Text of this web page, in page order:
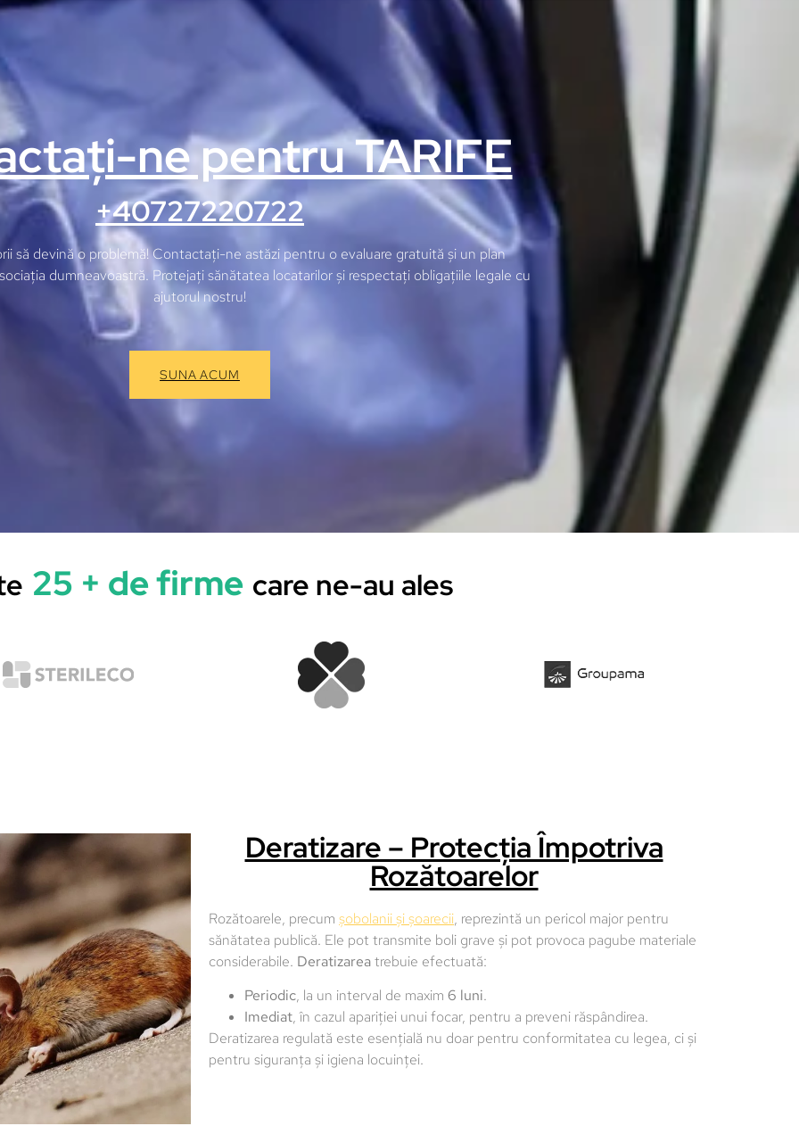
ne pentru TARIFE
+40727220722
să devină o problemă! Contactați-ne astăzi pentru o evaluare gratuită și un plan
dumneavoastră. Protejați sănătatea locatarilor și respectați obligațiile legale cu
ajutorul nostru!
SUNA ACUM
25 + de firme care ne-au ales
Deratizare – Protecția Împotriva
Rozătoarelor
Rozătoarele, precum șobolanii și șoarecii, reprezintă un pericol major pentru
sănătatea publică. Ele pot transmite boli grave și pot provoca pagube materiale
considerabile. Deratizareatrebuie efectuată:
Periodic, la un interval de maxim 6 luni.
Imediat, în cazul apariției unui focar, pentru a preveni răspândirea.
Deratizarea regulată este esențială nu doar pentru conformitatea cu legea, ci și
pentru siguranța și igiena locuinței.